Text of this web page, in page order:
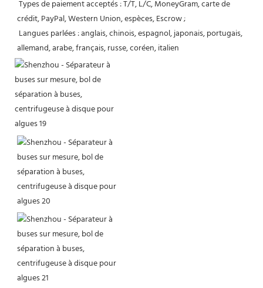
crédit, PayPal, Western Union, espèces, Escrow ;
allemand, arabe, français, russe, coréen, italien